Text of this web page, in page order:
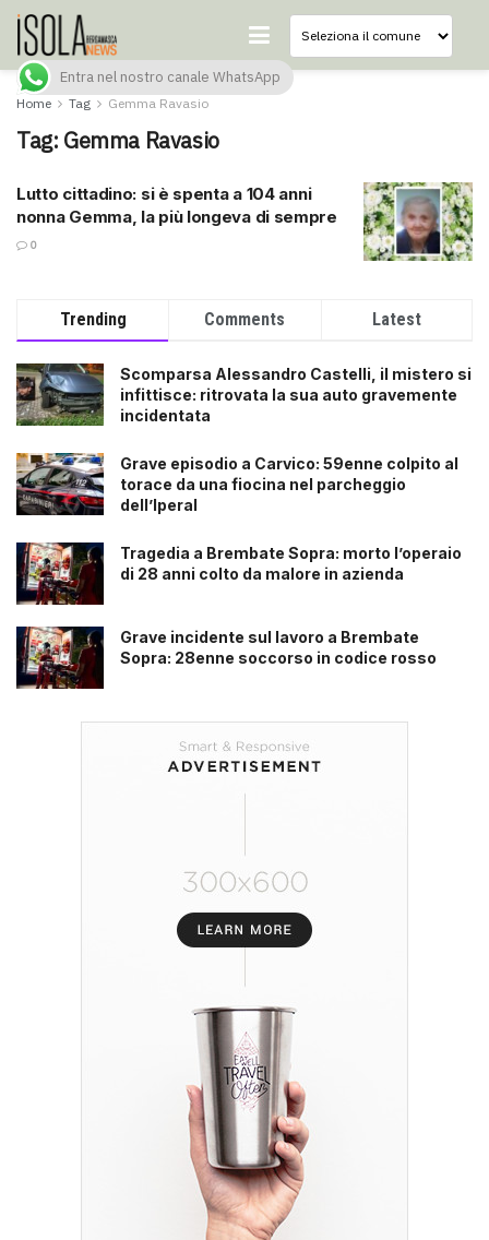
Home Tag Gemma Ravasio
Tag: Gemma Ravasio
Lutto cittadino: si è spenta a 104 anni
nonna Gemma, la più longeva di sempre
0
Trending Comments Latest
Scomparsa Alessandro Castelli, il mistero si
infittisce: ritrovata la sua auto gravemente
incidentata
Grave episodio a Carvico: 59enne colpito al
torace da una fiocina nel parcheggio
dell’Iperal
Tragedia a Brembate Sopra: morto l’operaio
di 28 anni colto da malore in azienda
Grave incidente sul lavoro a Brembate
Sopra: 28enne soccorso in codice rosso
Entra nel nostro canale WhatsApp